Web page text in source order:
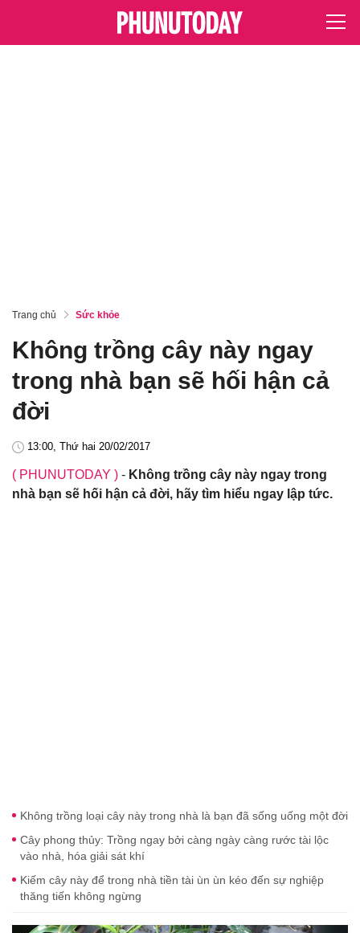
Trang chủ Sức khỏe
Không trồng cây này ngay
trong nhà bạn sẽ hối hận cả
đời
13:00, Thứ hai 20/02/2017
( PHUNUTODAY ) - Không trồng cây này ngay trong
nhà bạn sẽ hối hận cả đời, hãy tìm hiểu ngay lập tức.
Không trồng loại cây này trong nhà là bạn đã sống uống một đời
Cây phong thủy: Trồng ngay bởi càng ngày càng rước tài lộc
vào nhà, hóa giải sát khí
Kiếm cây này để trong nhà tiền tài ùn ùn kéo đến sự nghiệp
thăng tiến không ngừng